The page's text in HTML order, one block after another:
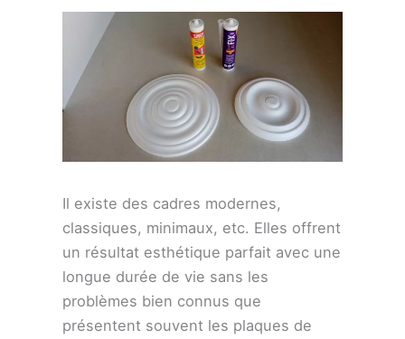
Il existe des cadres modernes,
classiques, minimaux, etc. Elles offrent
un résultat esthétique parfait avec une
longue durée de vie sans les
problèmes bien connus que
présentent souvent les plaques de